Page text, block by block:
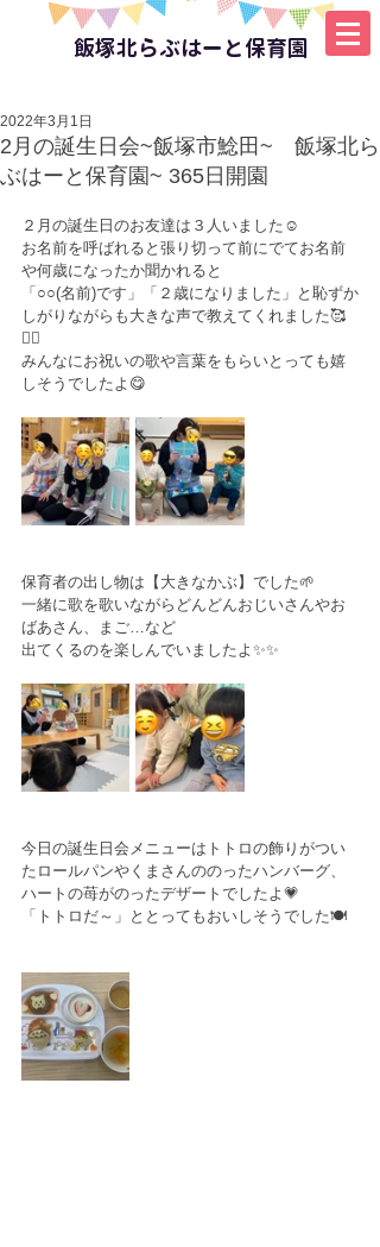
飯塚北らぶはーと保育園
2月の誕生日会~飯塚市鯰田~ 飯塚北ら
ぶはーと保育園~ 365日開園
2022年3月1日
２月の誕生日のお友達は３人いました☺
お名前を呼ばれると張り切って前にでてお名前
や何歳になったか聞かれると
「○○(名前)です」「２歳になりました」と恥ずか
しがりながらも大きな声で教えてくれました🥰
✌🏻
みんなにお祝いの歌や言葉をもらいとっても嬉
しそうでしたよ😋
保育者の出し物は【大きなかぶ】でした🌱
一緒に歌を歌いながらどんどんおじいさんやお
ばあさん、まご…など
出てくるのを楽しんでいましたよ✨✨
今日の誕生日会メニューはトトロの飾りがつい
たロールパンやくまさんののったハンバーグ、
ハートの苺がのったデザートでしたよ💗
「トトロだ～」ととってもおいしそうでした🍽